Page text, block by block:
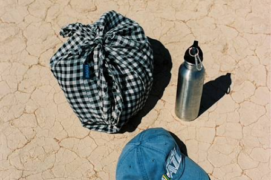
Toutes nos suggestions de voyages vacances d'été en
Namibie (2)
La Namibie selonvos envies
Parce que chaque voyageur est différent